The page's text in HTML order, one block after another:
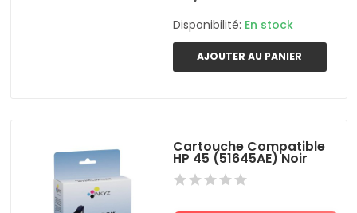
Disponibilité: En stock
AJOUTER AU PANIER
Cartouche Compatible
HP 45 (51645AE) Noir